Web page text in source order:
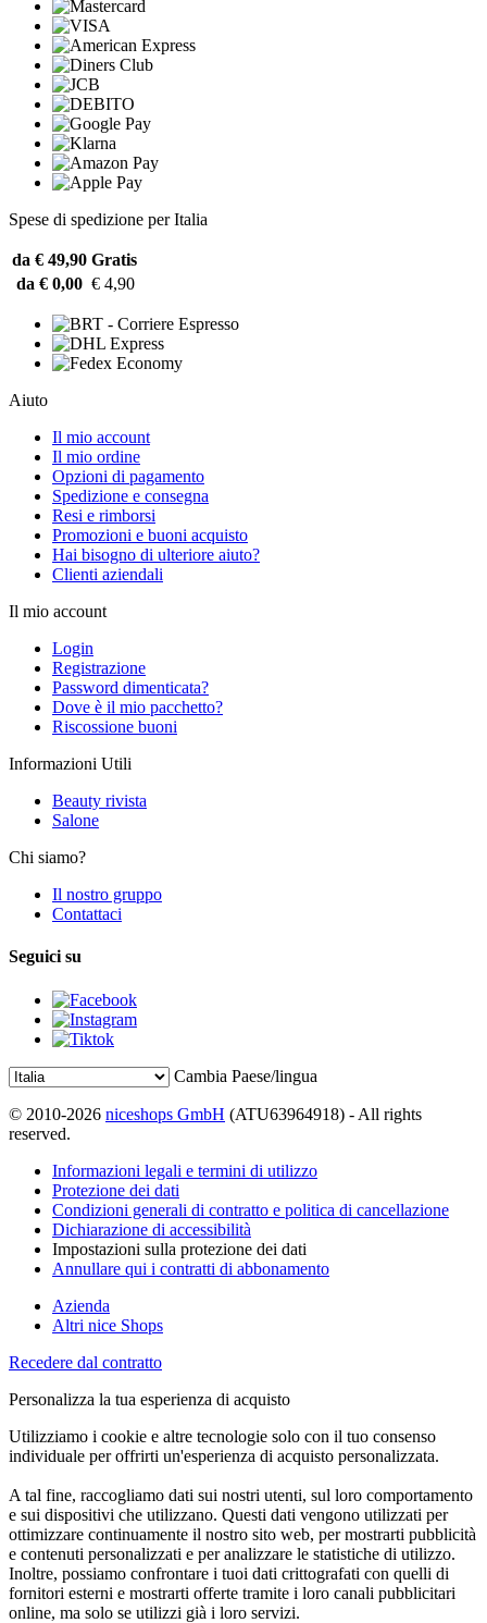
Spese di spedizione per Italia
da € 49,90 Gratis
da € 0,00 € 4,90
Aiuto
Il mio account
Il mio ordine
Opzioni di pagamento
Spedizione e consegna
Resi e rimborsi
Promozioni e buoni acquisto
Hai bisogno di ulteriore aiuto?
Clienti aziendali
Il mio account
Login
Registrazione
Password dimenticata?
Dove è il mio pacchetto?
Riscossione buoni
Informazioni Utili
Beauty rivista
Salone
Chi siamo?
Il nostro gruppo
Contattaci
Seguici su
Cambia Paese/lingua
© 2010-2026 niceshops GmbH (ATU63964918) - All rights
reserved.
Informazioni legali e termini di utilizzo
Protezione dei dati
Condizioni generali di contratto e politica di cancellazione
Dichiarazione di accessibilità
Impostazioni sulla protezione dei dati
Annullare qui i contratti di abbonamento
Azienda
Altri nice Shops
Recedere dal contratto
Personalizza la tua esperienza di acquisto
Utilizziamo i cookie e altre tecnologie solo con il tuo consenso
individuale per offrirti un'esperienza di acquisto personalizzata.
A tal fine, raccogliamo dati sui nostri utenti, sul loro comportamento
e sui dispositivi che utilizzano. Questi dati vengono utilizzati per
ottimizzare continuamente il nostro sito web, per mostrarti pubblicità
e contenuti personalizzati e per analizzare le statistiche di utilizzo.
Inoltre, possiamo confrontare i tuoi dati crittografati con quelli di
fornitori esterni e mostrarti offerte tramite i loro canali pubblicitari
online, ma solo se utilizzi già i loro servizi.